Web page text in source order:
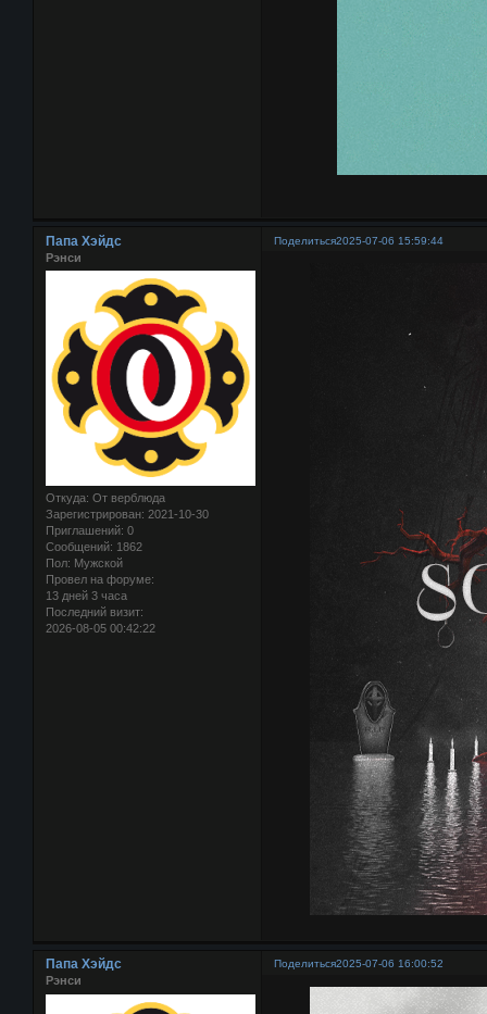
Поделиться2025-07-06 15:59:44
Папа Хэйдс
Рэнси
Откуда: От верблюда
Зарегистрирован: 2021-10-30
Приглашений: 0
Сообщений: 1862
Пол: Мужской
Провел на форуме:
13 дней 3 часа
Последний визит:
2026-08-05 00:42:22
Поделиться2025-07-06 16:00:52
Папа Хэйдс
Рэнси